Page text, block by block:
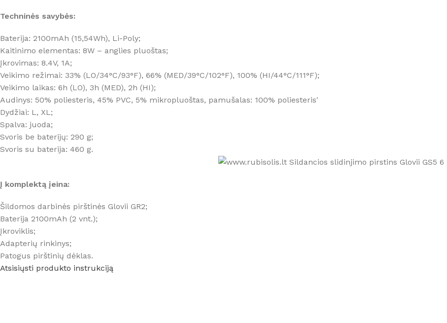
Techninės savybės:
Baterija: 2100mAh (15,54Wh), Li-Poly;
Kaitinimo elementas: 8W – anglies pluoštas;
Įkrovimas: 8.4V, 1A;
Veikimo režimai: 33% (LO/34°C/93°F), 66% (MED/39°C/102°F), 100% (HI/44°C/111°F);
Veikimo laikas: 6h (LO), 3h (MED), 2h (HI);
Audinys: 50% poliesteris, 45% PVC, 5% mikropluoštas, pamušalas: 100% poliesteris'
Dydžiai: L, XL;
Spalva: juoda;
Svoris be baterijų: 290 g;
Svoris su baterija: 460 g.
Į komplektą įeina:
Šildomos darbinės pirštinės Glovii GR2;
Baterija 2100mAh (2 vnt.);
Įkroviklis;
Adapterių rinkinys;
Patogus pirštinių dėklas.
Atsisiųsti produkto instrukciją